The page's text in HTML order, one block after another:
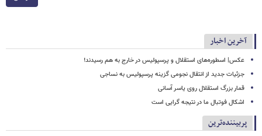
آخرین اخبار
عکس| اسطوره‌های استقلال و پرسپولیس در خارج به هم رسیدند!
جزئیات جدید از انتقال نجومی گزینه پرسپولیس به نساجی
قمار بزرگ استقلال روی یاسر آسانی
اشکال فوتبال ما در نتیجه گرایی است
پربیننده‌ترین